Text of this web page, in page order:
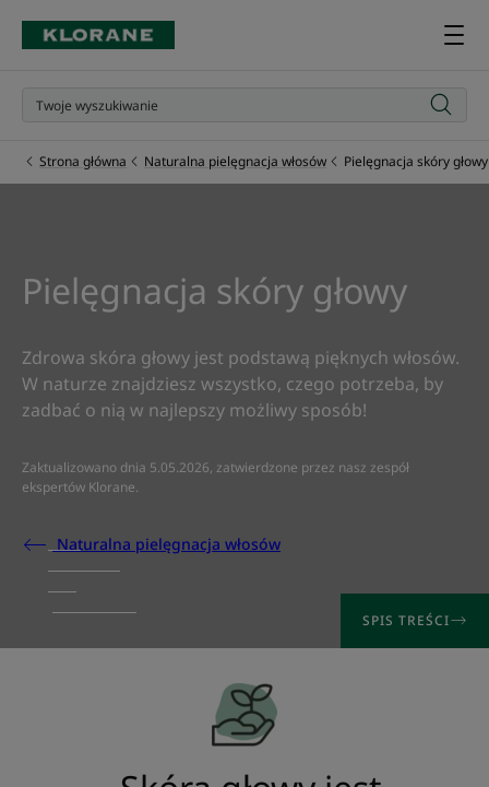
Strona główna Naturalna pielęgnacja włosów Pielęgnacja skóry głowy
Pielęgnacja skóry głowy
Zdrowa skóra głowy jest podstawą pięknych włosów.
W naturze znajdziesz wszystko, czego potrzeba, by
zadbać o nią w najlepszy możliwy sposób!
Zaktualizowano dnia 5.05.2026, zatwierdzone przez nasz zespół
ekspertów Klorane.
Naturalna pielęgnacja włosów
SPIS TREŚCI